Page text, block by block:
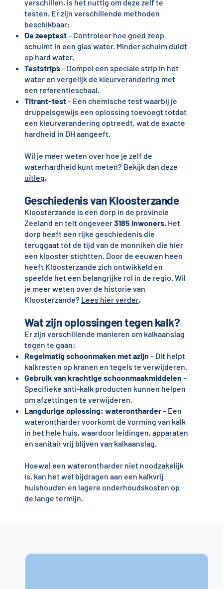
verschillen, is het nuttig om deze zelf te
testen. Er zijn verschillende methoden
beschikbaar:
De zeeptest– Controleer hoe goed zeep
schuimt in een glas water. Minder schuim duidt
op hard water.
Teststrips– Dompel een speciale strip in het
water en vergelijk de kleurverandering met
een referentieschaal.
Titrant-test– Een chemische test waarbij je
druppelsgewijs een oplossing toevoegt totdat
een kleurverandering optreedt, wat de exacte
hardheid in DH aangeeft.
Wil je meer weten over hoe je zelf de
waterhardheid kunt meten? Bekijk dan deze
uitleg.
Geschiedenis van Kloosterzande
Kloosterzande is een dorp in de provincie
Zeeland en telt ongeveer3185 inwoners. Het
dorp heeft een rijke geschiedenis die
teruggaat tot de tijd van de monniken die hier
een klooster stichtten. Door de eeuwen heen
heeft Kloosterzande zich ontwikkeld en
speelde het een belangrijke rol in de regio. Wil
je meer weten over de historie van
Kloosterzande? Lees hier verder.
Wat zijn oplossingen tegen kalk?
Er zijn verschillende manieren om kalkaanslag
tegen te gaan:
Regelmatig schoonmaken met azijn – Dit helpt
kalkresten op kranen en tegels te verwijderen.
Gebruik van krachtige schoonmaakmiddelen –
Specifieke anti-kalk producten kunnen helpen
om afzettingen te verwijderen.
Langdurige oplossing: waterontharder– Een
waterontharder voorkomt de vorming van kalk
in het hele huis, waardoor leidingen, apparaten
en sanitair vrij blijven van kalkaanslag.
Hoewel een waterontharder niet noodzakelijk
is, kan het wel bijdragen aan een kalkvrij
huishouden en lagere onderhoudskosten op
de lange termijn.